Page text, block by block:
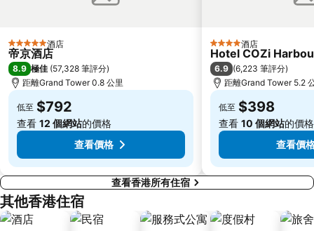
世界之窗
香洲區
珠海拱北汽車客運站
澳門舊城區
深圳野生動物園
水舞間
大三巴牌坊
5 星級 酒店
帝京酒店
8.9 極佳 (57,328 筆評分)
距離Grand Tower 0.8 公里
低至 $792
查看 12 個網站的價格
查看價格
4 星級 酒店
Hotel COZi
6.9 (6,223 筆評分)
距離Grand Tower 5.2
低至 $398
查看 10 個網站的價格
查看價
查看香港所有住宿
其他香港住宿